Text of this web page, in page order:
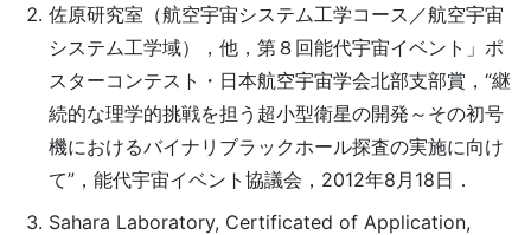
佐原研究室（航空宇宙システム工学コース／航空宇宙
システム工学域），他，第８回能代宇宙イベント」ポ
スターコンテスト・日本航空宇宙学会北部支部賞，“継
続的な理学的挑戦を担う超小型衛星の開発～その初号
機におけるバイナリブラックホール探査の実施に向け
て”，能代宇宙イベント協議会，2012年8月18日．
Sahara Laboratory, Certificated of Application,